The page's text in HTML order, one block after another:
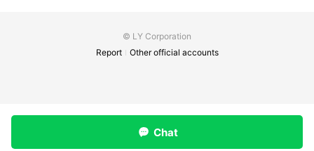
© LY Corporation
Report
Other official accounts
Chat